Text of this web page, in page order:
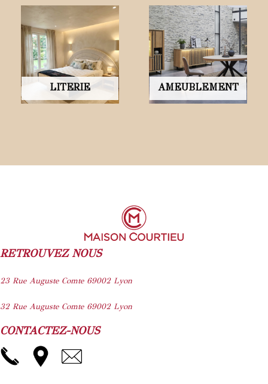
LITERIE AMEUBLEMENT
RETROUVEZ NOUS
23 Rue Auguste Comte 69002 Lyon
32 Rue Auguste Comte 69002 Lyon
CONTACTEZ-NOUS